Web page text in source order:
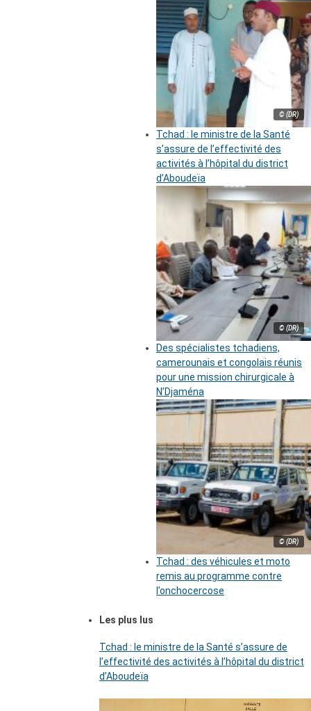
© (DR)
Tchad : le ministre de la Santé
s’assure de l’effectivité des
activités à l’hôpital du district
d’Aboudeïa
© (DR)
Des spécialistes tchadiens,
camerounais et congolais réunis
pour une mission chirurgicale à
N’Djaména
© (DR)
Tchad : des véhicules et moto
remis au programme contre
l’onchocercose
Les plus lus
Tchad : le ministre de la Santé s’assure de
l’effectivité des activités à l’hôpital du district
d’Aboudeïa